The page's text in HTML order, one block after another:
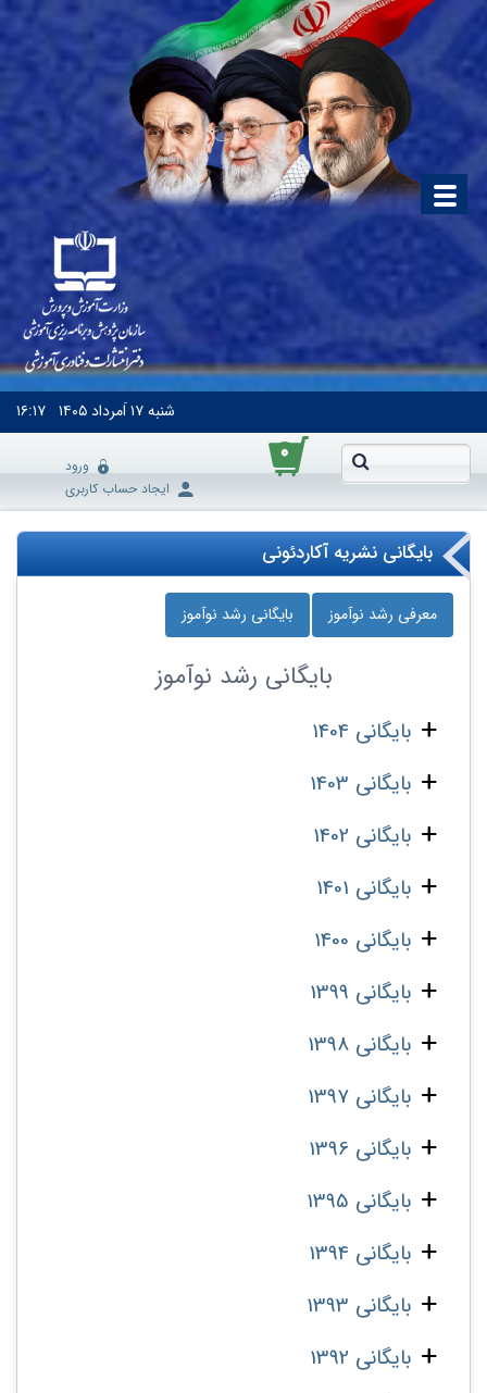
شنبه۱۷ اَمرداد ۱۴۰۵ ۱۶:۱۷
۰
ورود
ایجاد حساب کاربری
بایگانی نشریه آکاردئونی
معرفی رشد نوآموز بایگانی رشد نوآموز
بایگانی رشد نوآموز
بایگانی 1404
بایگانی 1403
بایگانی 1402
بایگانی 1401
بایگانی 1400
بایگانی 1399
بایگانی 1398
بایگانی 1397
بایگانی 1396
بایگانی 1395
بایگانی 1394
بایگانی 1393
بایگانی 1392